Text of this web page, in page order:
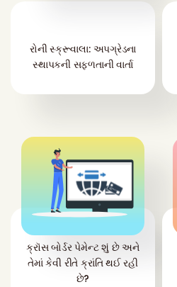
રોની સ્ક્રૂવાલા: અપગ્રેડના
સ્થાપકની સફળતાની વાર્તા
ક્રૉસ બોર્ડર પેમેન્ટ શું છે અને
તેમાં કેવી રીતે ક્રાંતિ થઈ રહી
છે?